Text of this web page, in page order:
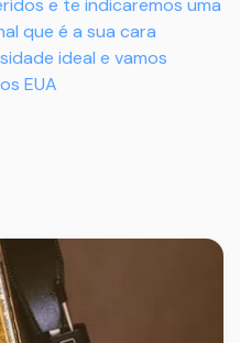
e te indicaremos uma
que é a sua cara
ideal e vamos
EUA